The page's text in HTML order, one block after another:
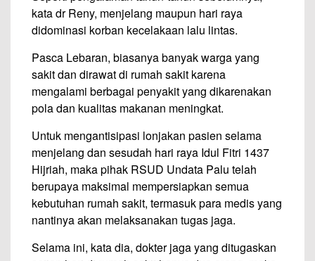
kata dr Reny, menjelang maupun hari raya
didominasi korban kecelakaan lalu lintas.
Pasca Lebaran, biasanya banyak warga yang
sakit dan dirawat di rumah sakit karena
mengalami berbagai penyakit yang dikarenakan
pola dan kualitas makanan meningkat.
Untuk mengantisipasi lonjakan pasien selama
menjelang dan sesudah hari raya Idul Fitri 1437
Hijriah, maka pihak RSUD Undata Palu telah
berupaya maksimal mempersiapkan semua
kebutuhan rumah sakit, termasuk para medis yang
nantinya akan melaksanakan tugas jaga.
Selama ini, kata dia, dokter jaga yang ditugaskan